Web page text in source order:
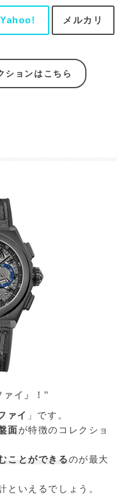
Yahoo! メルカリ
ションはこちら
イ」！”
ァイ 」です。
面が特徴のコレクショ
ことができるのが最大
といえるでしょう。